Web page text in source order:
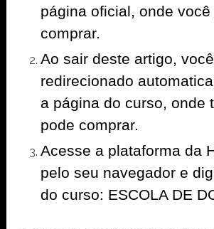
página oficial, onde você
comprar.
Ao sair deste artigo,
redirecionado
a página do curso, onde
pode comprar.
Acesse a plataforma da
pelo seu navegador e
do curso: ESCOLA DE